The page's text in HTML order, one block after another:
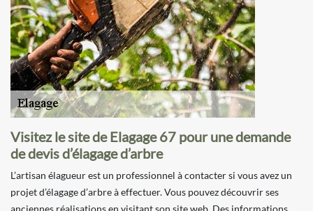
Visitez le site de Elagage 67 pour une demande
de devis d’élagage d’arbre
L’artisan élagueur est un professionnel à contacter si vous avez un
projet d’élagage d’arbre à effectuer. Vous pouvez découvrir ses
anciennes réalisations en visitant son site web. Des informations